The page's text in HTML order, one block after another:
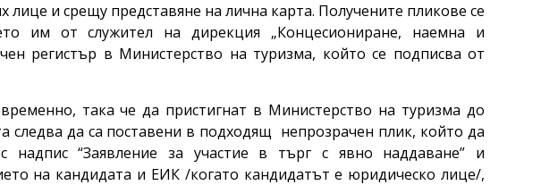
и срещу представяне на лична карта. Получените пликове се
им от служител на дирекция „Концесиониране, наемна и
регистър в Министерство на туризма, който се подписва от
така че да пристигнат в Министерство на туризма до
следва да са поставени в подходящ непрозрачен плик, който да
“Заявление за участие в търг с явно наддаване” и
на кандидата и ЕИК /когато кандидатът е юридическо лице/,